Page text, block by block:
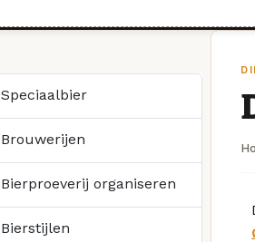
Speciaalbier
Brouwerijen
Bierproeverij organiseren
Bierstijlen